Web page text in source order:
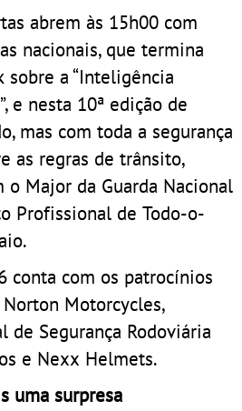
abrem às 15h00 com
nacionais, que termina
a “Inteligência
e nesta 10ª edição de
mas com toda a segurança
as regras de trânsito,
o Major da Guarda Nacional
Profissional de Todo-o-
conta com os patrocínios
Motorcycles,
de Segurança Rodoviária
e Nexx Helmets.
uma surpresa